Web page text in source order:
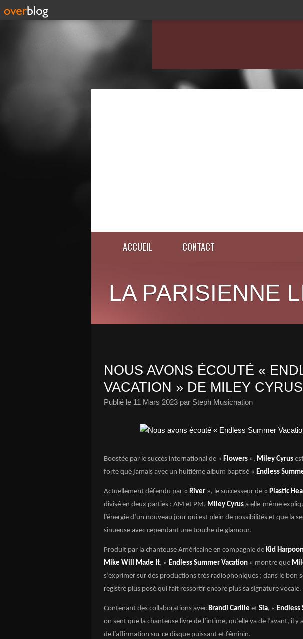
ACCUEIL CONTACT
LA PARISIENNE
NOUS AVONS ÉCOUTÉ «
VACATION » DE MILEY
Publié le 11 Mars 2023 par Steph Musicnation
Boostée par le succès international de « Flowers », Miley Cyrus
forte que jamais avec un huitième album baptisé « Endless
Actuellement défendu par « River », le successeur de « Plastic
divisé en deux parties : AM et PM, Miley Cyrus a elle-même
l’énergie d’un nouveau jour qui est plein de possibilités et que la
sinueuse avec cependant une touche de glamour.
Produit par la chanteuse Américaine en compagnie de Kid
Mike Will Made It, « Endless Summer Vacation » montre que
s’exprimer sur des productions très radiophoniques ; dans le bon
registre plus posé qui fait ressortir encore plus sa signature vocale.
Contenant des collaborations avec Brandi Carlile et Sia, « Endless
on sent que la chanteuse livre de l’intime, qu’elle va de l’avant, il y
de l’affirmation sur ce disque puissant et féminin.